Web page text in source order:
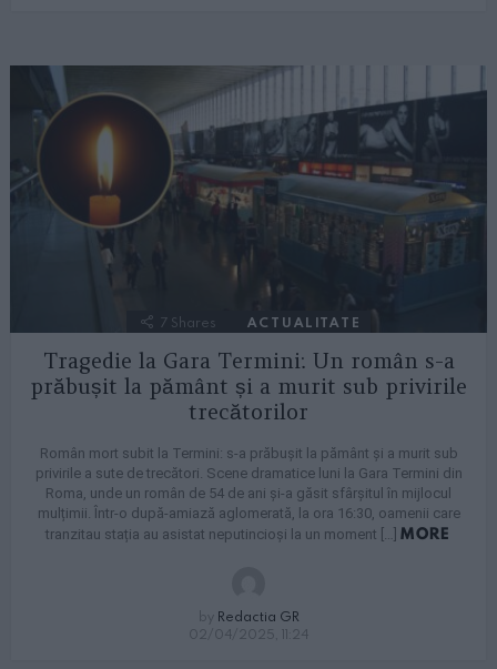
7 Shares ACTUALITATE
Tragedie la Gara Termini: Un român s-a
prăbușit la pământ și a murit sub privirile
trecătorilor
Român mort subit la Termini: s-a prăbușit la pământ și a murit sub
privirile a sute de trecători. Scene dramatice luni la Gara Termini din
Roma, unde un român de 54 de ani și-a găsit sfârșitul în mijlocul
mulțimii. Într-o după-amiază aglomerată, la ora 16:30, oamenii care
tranzitau stația au asistat neputincioși la un moment […]MORE
by Redactia GR
02/04/2025, 11:24